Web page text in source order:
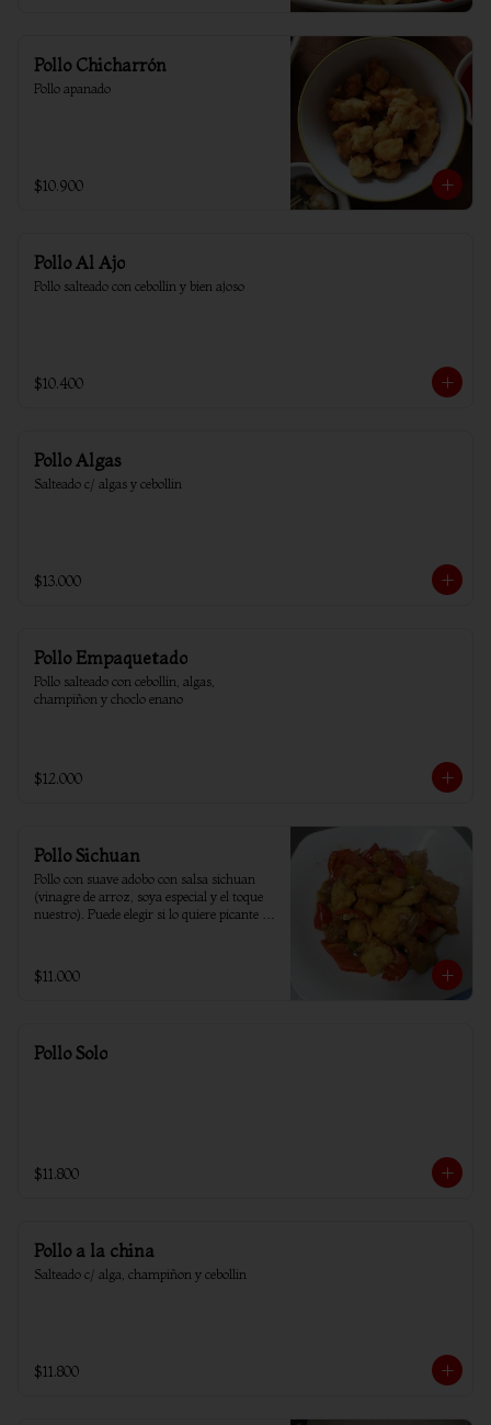
Pollo Chicharrón
Pollo apanado
$10.900
Pollo Al Ajo
Pollo salteado con cebollín y bien ajoso
$10.400
Pollo Algas
Salteado c/ algas y cebollin
$13.000
Pollo Empaquetado
Pollo salteado con cebollín, algas,
champiñon y choclo enano
$12.000
Pollo Sichuan
Pollo con suave adobo con salsa sichuan
(vinagre de arroz, soya especial y el toque
nuestro). Puede elegir si lo quiere picante o
$11.000
Pollo Solo
$11.800
Pollo a la china
Salteado c/ alga, champiñon y cebollin
$11.800